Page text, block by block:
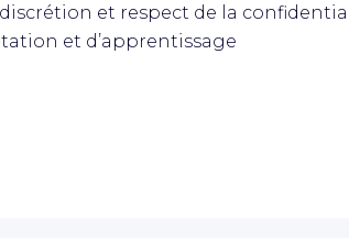
discrétion et respect de la
et d’apprentissage